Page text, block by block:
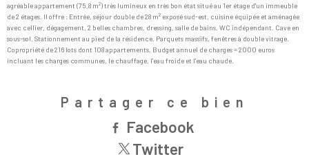
agréable appartement (75,8 m²) très lumineux en très bon état situé au 1er étage d'un immeuble
de 2 étages. Il offre : Entrée, séjour double de 28 m² exposé sud-est, cuisine équipée et aménagée
avec cellier, dégagement, 2 belles chambres, dressing, salle de bains, WC indépendant. Cave en
sous-sol. Stationnement au pied de la résidence. Parquets massifs, fenêtres à double vitrage.
Copropriété de 216 lots dont 108 appartements. Budget annuel de charges = 2000 euros
incluant les charges communes, le chauffage, l'eau froide et l'eau chaude.
Partager ce bien
Facebook
Twitter